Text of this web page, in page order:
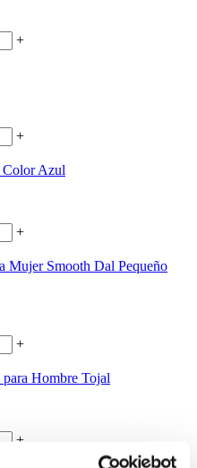
+
+
Color Azul
+
Mujer Smooth Dal Pequeño
+
Hombre Tojal
+